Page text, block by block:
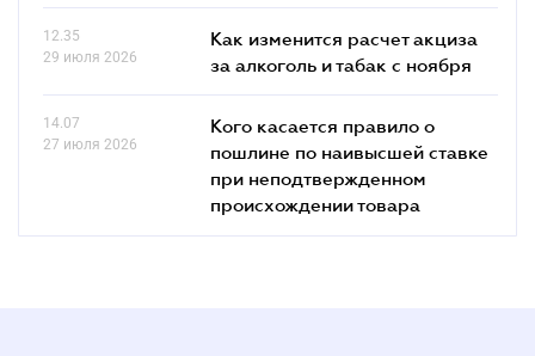
12.35
29 июля 2026
Как изменится расчет акциза
за алкоголь и табак с ноября
14.07
27 июля 2026
Кого касается правило о
пошлине по наивысшей ставке
при неподтвержденном
происхождении товара